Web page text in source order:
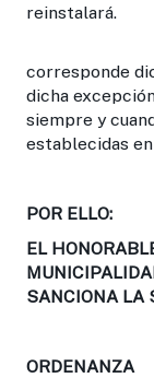
reinstalará.
Que en
corresponde
dicha
siempre y
establecidas
POR ELLO:
EL
SANCIONA LA
ORDENANZA